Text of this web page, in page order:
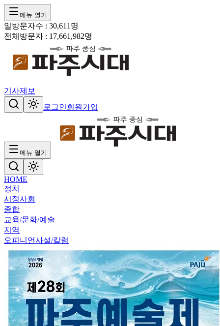
메뉴 열기
일방문자수 : 30,611 명
전체방문자 : 17,661,982명
기사제보
로그인회원가입
메뉴 열기
HOME
정치
시정사회
종합
교육/문화/예술
지역
오피니언사설/칼럼